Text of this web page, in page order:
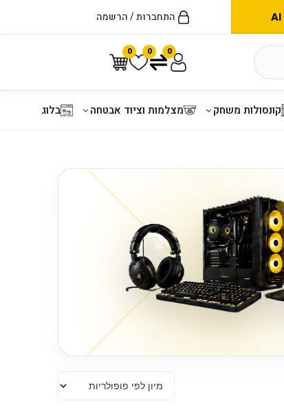
התחברות / הרשמה
0 0 0
קונסולות משחק מצלמות וציוד אבטחה בלוג